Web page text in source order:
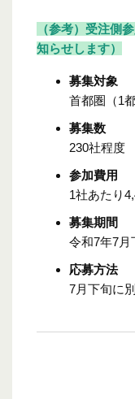
（参考）受注側
知らせします）
募集対象
首都圏（1
募集数
230社程度
参加費用
1社あたり
募集期間
令和7年7月
応募方法
7月下旬に